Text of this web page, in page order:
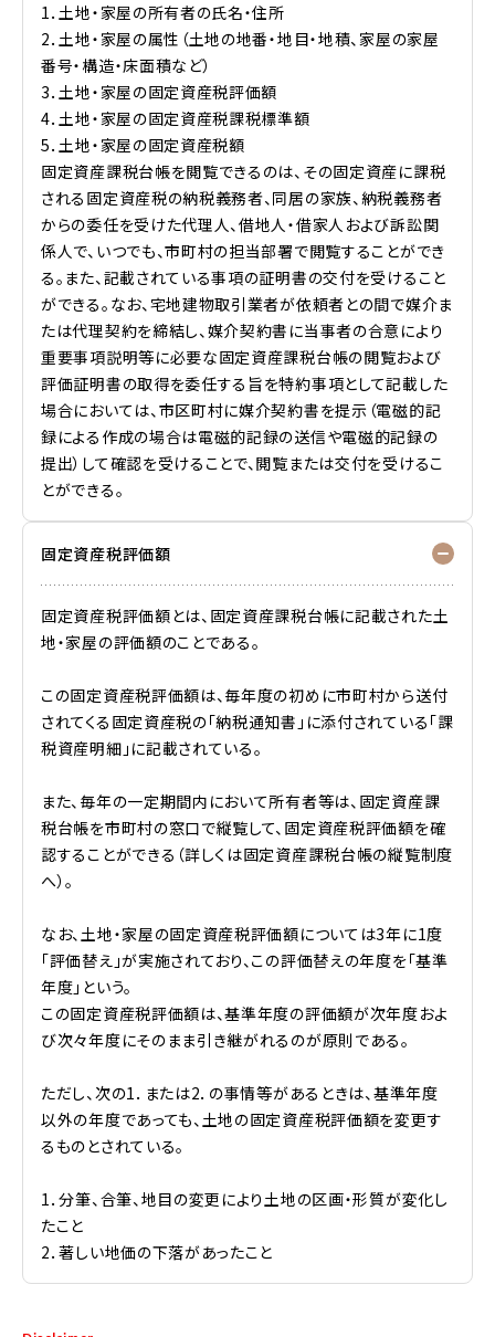
1．土地・家屋の所有者の氏名・住所
2．土地・家屋の属性（土地の地番・地目・地積、家屋の家屋
番号・構造・床面積など）
3．土地・家屋の固定資産税評価額
4．土地・家屋の固定資産税課税標準額
5．土地・家屋の固定資産税額
固定資産課税台帳を閲覧できるのは、その固定資産に課税
される固定資産税の納税義務者、同居の家族、納税義務者
からの委任を受けた代理人、借地人・借家人および訴訟関
係人で、いつでも、市町村の担当部署で閲覧することができ
る。また、記載されている事項の証明書の交付を受けること
ができる。なお、宅地建物取引業者が依頼者との間で媒介ま
たは代理契約を締結し、媒介契約書に当事者の合意により
重要事項説明等に必要な固定資産課税台帳の閲覧および
評価証明書の取得を委任する旨を特約事項として記載した
場合においては、市区町村に媒介契約書を提示（電磁的記
録による作成の場合は電磁的記録の送信や電磁的記録の
提出）して確認を受けることで、閲覧または交付を受けるこ
とができる。
固定資産税評価額
固定資産税評価額とは、固定資産課税台帳に記載された土
地・家屋の評価額のことである。
この固定資産税評価額は、毎年度の初めに市町村から送付
されてくる固定資産税の「納税通知書」に添付されている「課
税資産明細」に記載されている。
また、毎年の一定期間内において所有者等は、固定資産課
税台帳を市町村の窓口で縦覧して、固定資産税評価額を確
認することができる（詳しくは固定資産課税台帳の縦覧制度
へ）。
なお、土地・家屋の固定資産税評価額については3年に1度
「評価替え」が実施されており、この評価替えの年度を「基準
年度」という。
この固定資産税評価額は、基準年度の評価額が次年度およ
び次々年度にそのまま引き継がれるのが原則である。
ただし、次の1．または2．の事情等があるときは、基準年度
以外の年度であっても、土地の固定資産税評価額を変更す
るものとされている。
1．分筆、合筆、地目の変更により土地の区画・形質が変化し
たこと
2．著しい地価の下落があったこと